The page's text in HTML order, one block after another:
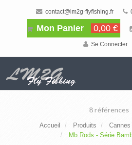
contact@lm2g-flyfishing.fr
Mon Panier 0,00 €
Se Connecter
8 références
Accueil Produits
Mb Rods - Série